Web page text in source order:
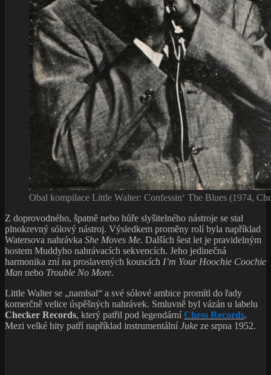
Obal kompilace Little Walter: Confessin‘ The Blues (1974,
Z doprovodného, špatně nebo hůře slyšitelného nástroje se stal
plnokrevný sólový nástroj. Výsledkem proměny rolí byla například
Watersova nahrávka She Moves Me. Dalších šest let je pravidelným
hostem Muddyho nahrávacích sekvencích. Jeho jedinečná
harmonika zní na proslavených kouscích I’m Your Hoochie Coochie
Man nebo Trouble No More.
Little Walter se „namlsal“ a své sólové ambice promítl do řady
komerčně velice úspěšných nahrávek. Smluvně byl vázán u labelu
Checker Records, který patřil pod legendární Chess Records.
Mezi velké hity patří například instrumentální Juke ze srpna 1952.